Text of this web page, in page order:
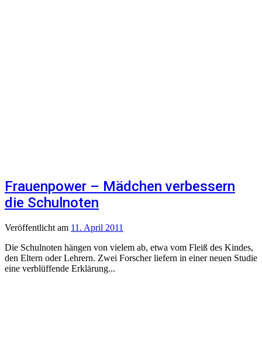
Frauenpower – Mädchen verbessern
die Schulnoten
Veröffentlicht am 11. April 2011
Die Schulnoten hängen von vielem ab, etwa vom Fleiß des Kindes,
den Eltern oder Lehrern. Zwei Forscher liefern in einer neuen Studie
eine verblüffende Erklärung...